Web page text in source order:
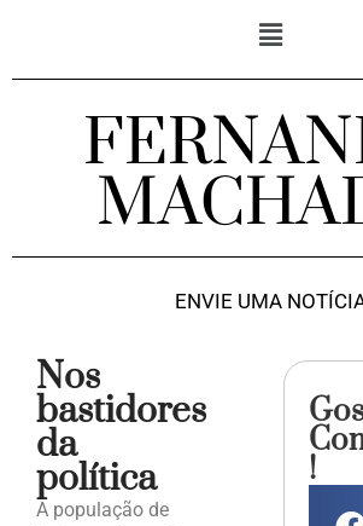
ENVIE UMA
Nos
bastidores
da
política
A população de
!